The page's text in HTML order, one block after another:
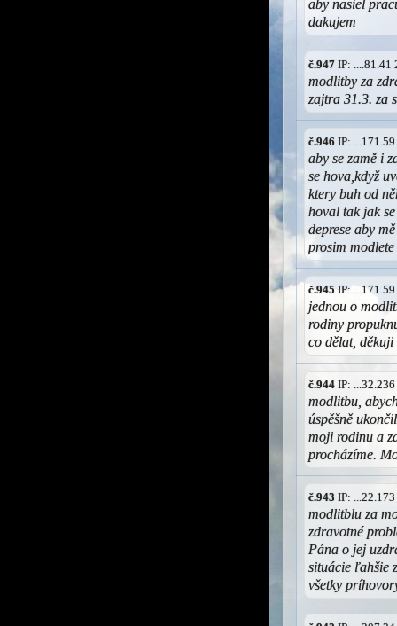
aby nasiel
dakujem
č.947 IP: ....81.41
modlitby za
zajtra 31.3. za
č.946 IP:
aby se zamě i
se hova,když
ktery buh od
hoval tak jak
deprese aby
prosim
č.945IP:
jednou o
rodiny
co dělat, děkuji
č.944 IP:
modlitbu,
úspěšně
moji rodinu a
procházíme.
č.943 IP:
modlitblu za
zdravotné
Pána o jej
situácie ľahšie
všetky